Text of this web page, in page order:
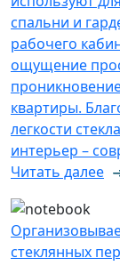
спальни и
рабочего
ощущение
квартиры.
легкости
интерьер –
Читать далее
стеклянных